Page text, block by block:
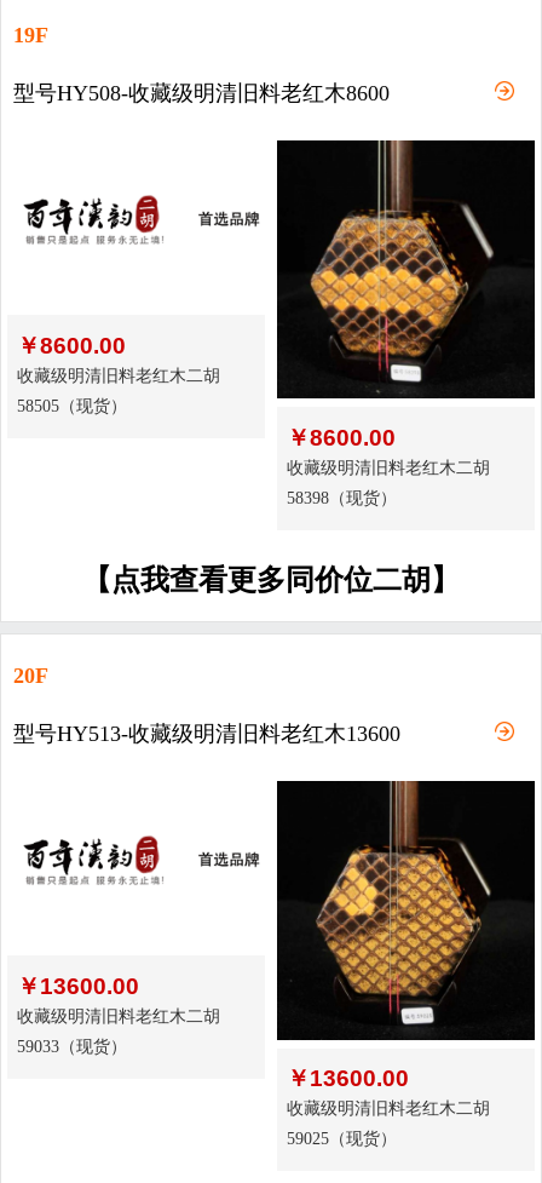
19F
型号HY508-收藏级明清旧料老红木8600
￥8600.00
收藏级明清旧料老红木二胡
58505（现货）
￥8600.00
收藏级明清旧料老红木二胡
58398（现货）
【点我查看更多同价位二胡】
20F
型号HY513-收藏级明清旧料老红木13600
￥13600.00
收藏级明清旧料老红木二胡
59033（现货）
￥13600.00
收藏级明清旧料老红木二胡
59025（现货）